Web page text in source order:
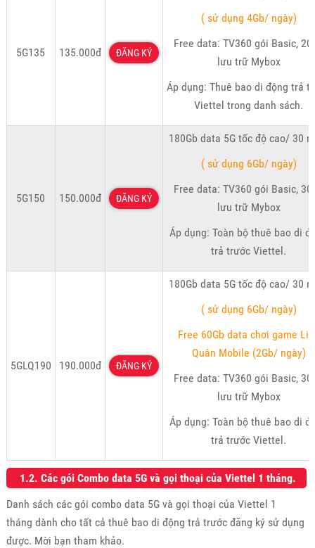
5G135 135.000đ ĐĂNG KÝ
( sử dụng 4Gb/ ngày)
Free data: TV360 gói Basic,
lưu trữ Mybox
Áp dụng: Thuê bao di động trả
Viettel trong danh sách.
5G150 150.000đ ĐĂNG KÝ
180Gb data 5G tốc độ cao/ 30
( sử dụng 6Gb/ ngày)
Free data: TV360 gói Basic,
lưu trữ Mybox
Áp dụng: Toàn bộ thuê bao di
trả trước Viettel.
5GLQ190 190.000đ ĐĂNG KÝ
180Gb data 5G tốc độ cao/ 30
( sử dụng 6Gb/ ngày)
Free 60Gb data chơi game
Quân Mobile (2Gb/ ngày)
Free data: TV360 gói Basic,
lưu trữ Mybox
Áp dụng: Toàn bộ thuê bao di
trả trước Viettel.
1.2. Các gói Combo data 5G và gọi thoại của Viettel 1 tháng.
Danh sách các gói combo data 5G và gọi thoại của Viettel 1
tháng dành cho tất cả thuê bao di động trả trước đăng ký sử dụng
được. Mời bạn tham khảo.